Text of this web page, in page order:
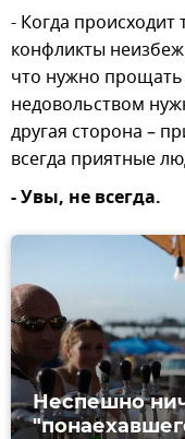
- Когда происходит
конфликты
что нужно
недовольством
другая сторона –
всегда приятные
- Увы, не всегда.
Неспешно